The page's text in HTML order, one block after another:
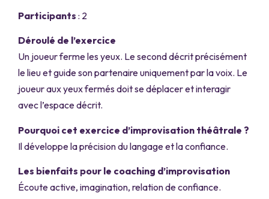
Participants : 2
Déroulé de l’exercice
Un joueur ferme les yeux. Le second décrit précisément
le lieu et guide son partenaire uniquement par la voix. Le
joueur aux yeux fermés doit se déplacer et interagir
avec l’espace décrit.
Pourquoi cet exercice d’improvisation théâtrale ?
Il développe la précision du langage et la confiance.
Les bienfaits pour le coaching d’improvisation
Écoute active, imagination, relation de confiance.